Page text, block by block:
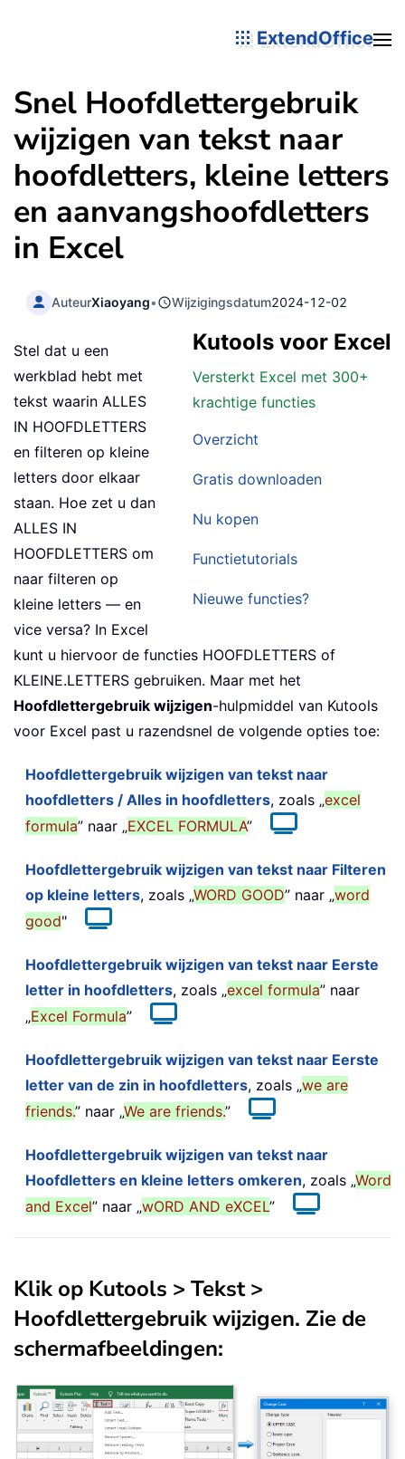
ExtendOffice
Snel Hoofdlettergebruik
wijzigen van tekst naar
hoofdletters, kleine letters
en aanvangshoofdletters
in Excel
AuteurXiaoyang• Wijzigingsdatum2024-12-02
Kutools voor Excel
Versterkt Excel met 300+
krachtige functies
Overzicht
Gratis downloaden
Nu kopen
Functietutorials
Nieuwe functies?
Stel dat u een
werkblad hebt met
tekst waarin ALLES
IN HOOFDLETTERS
en filteren op kleine
letters door elkaar
staan. Hoe zet u dan
ALLES IN
HOOFDLETTERS om
naar filteren op
kleine letters — en
vice versa? In Excel
kunt u hiervoor de functies HOOFDLETTERS of
KLEINE.LETTERS gebruiken. Maar met het
Hoofdlettergebruik wijzigen-hulpmiddel van Kutools
voor Excel past u razendsnel de volgende opties toe:
Hoofdlettergebruik wijzigen van tekst naar
hoofdletters / Alles in hoofdletters, zoals „excel
formula” naar „EXCEL FORMULA”
Hoofdlettergebruik wijzigen van tekst naar Filteren
op kleine letters, zoals „WORD GOOD” naar „word
good"
Hoofdlettergebruik wijzigen van tekst naar Eerste
letter in hoofdletters, zoals „excel formula” naar
„Excel Formula”
Hoofdlettergebruik wijzigen van tekst naar Eerste
letter van de zin in hoofdletters, zoals „we are
friends.” naar „We are friends.”
Hoofdlettergebruik wijzigen van tekst naar
Hoofdletters en kleine letters omkeren, zoals „Word
and Excel” naar „wORD AND eXCEL”
Klik op Kutools > Tekst>
Hoofdlettergebruik wijzigen. Zie de
schermafbeeldingen: